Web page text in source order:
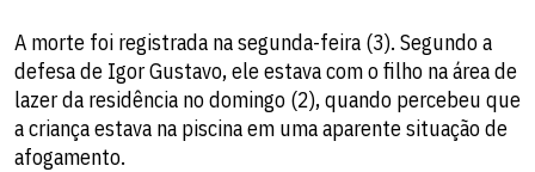
A morte foi registrada na segunda-feira (3). Segundo a
defesa de Igor Gustavo, ele estava com o filho na área de
lazer da residência no domingo (2), quando percebeu que
a criança estava na piscina em uma aparente situação de
afogamento.